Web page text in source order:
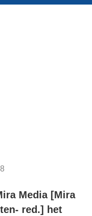
Media [Mira
red.] het